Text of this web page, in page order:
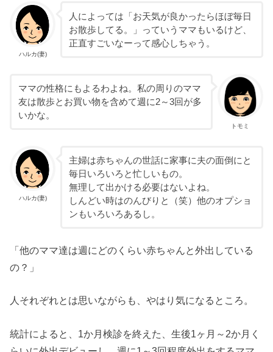
ハルカ(妻)
人によっては「お天気が良かったらほぼ毎日
お散歩してる。」っていうママもいるけど、
正直すごいなーって感心しちゃう。
トモミ
ママの性格にもよるわよね。私の周りのママ
友は散歩とお買い物を含めて週に2～3回が多
いかな。
ハルカ(妻)
主婦は赤ちゃんの世話に家事に夫の面倒にと
毎日いろいろと忙しいもの。
無理して出かける必要はないよね。
しんどい時はのんびりと（笑）他のオプショ
ンもいろいろあるし。
「他のママ達は週にどのくらい赤ちゃんと外出している
の？」
人それぞれとは思いながらも、やはり気になるところ。
統計によると、1か月検診を終えた、生後1ヶ月～2か月く